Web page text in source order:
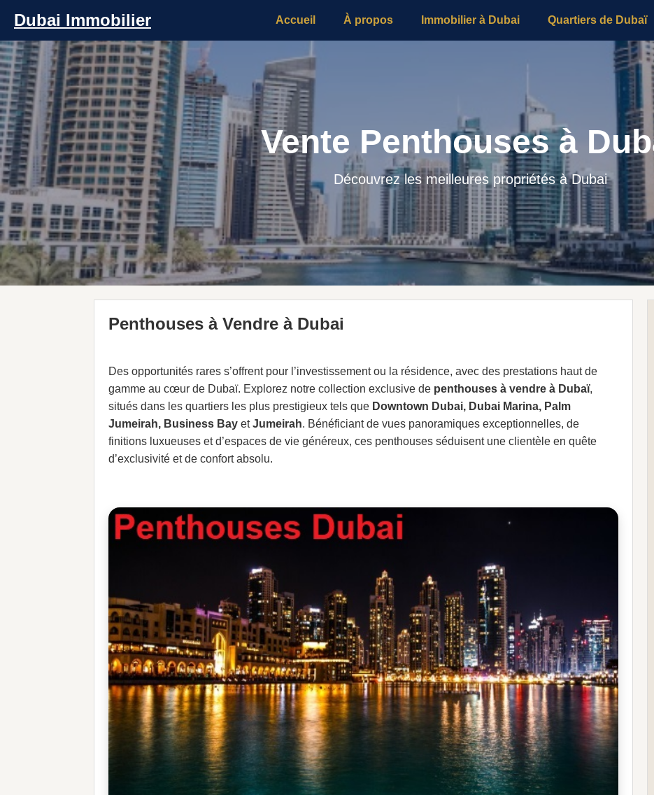
Dubai Immobilier Accueil À propos Immobilier à Dubai Quartiers de Dubaï
Vente Penthouses à
Découvrez les meilleures propriétés à Dubai
Penthouses à Vendre à Dubai
Des opportunités rares s’offrent pour l’investissement ou la résidence, avec des prestations haut de
gamme au cœur de Dubaï. Explorez notre collection exclusive de penthouses à vendre à Dubaï,
situés dans les quartiers les plus prestigieux tels que Downtown Dubai, Dubai Marina, Palm
Jumeirah, Business Bay etJumeirah. Bénéficiant de vues panoramiques exceptionnelles, de
finitions luxueuses et d’espaces de vie généreux, ces penthouses séduisent une clientèle en quête
d’exclusivité et de confort absolu.